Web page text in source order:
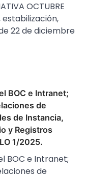
OCTUBRE
estabilización,
22 de diciembre
BOC e Intranet;
de
de Instancia,
y Registros
1/2025.
BOC e Intranet;
de